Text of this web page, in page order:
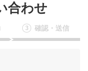
合わせ
3 確認・送信